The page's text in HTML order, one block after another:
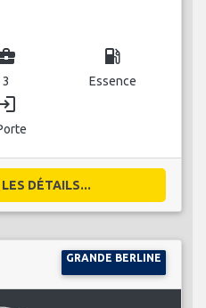
3
local_gas_station
Essence
DÉTAILS...
GRANDE BERLINE